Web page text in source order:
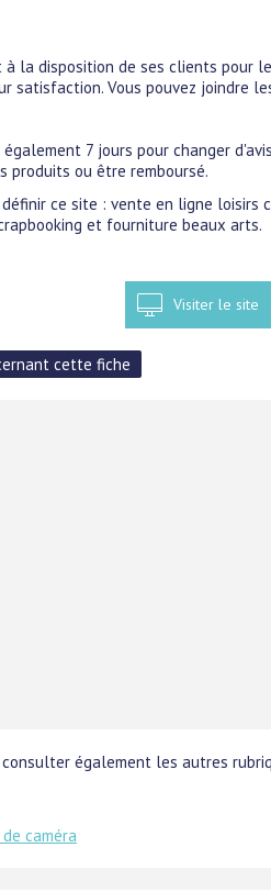
à la disposition de ses clients pour
satisfaction. Vous pouvez joindre
7 jours pour changer
produits ou être remboursé.
définir ce site : vente en ligne
et fourniture beaux arts.
Visiter le site
également les autres
caméra